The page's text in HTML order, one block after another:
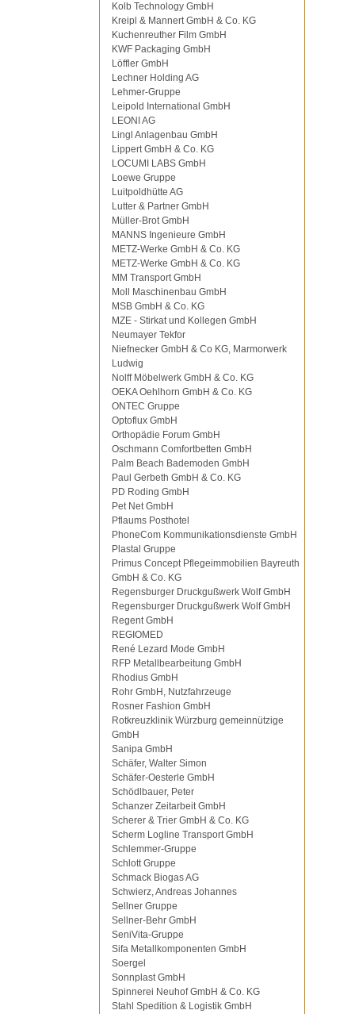
Kolb Technology GmbH
Kreipl & Mannert GmbH & Co. KG
Kuchenreuther Film GmbH
KWF Packaging GmbH
Löffler GmbH
Lechner Holding AG
Lehmer-Gruppe
Leipold International GmbH
LEONI AG
Lingl Anlagenbau GmbH
Lippert GmbH & Co. KG
LOCUMI LABS GmbH
Loewe Gruppe
Luitpoldhütte AG
Lutter & Partner GmbH
Müller-Brot GmbH
MANNS Ingenieure GmbH
METZ-Werke GmbH & Co. KG
METZ-Werke GmbH & Co. KG
MM Transport GmbH
Moll Maschinenbau GmbH
MSB GmbH & Co. KG
MZE - Stirkat und Kollegen GmbH
Neumayer Tekfor
Niefnecker GmbH & Co KG, Marmorwerk
Ludwig
Nolff Möbelwerk GmbH & Co. KG
OEKA Oehlhorn GmbH & Co. KG
ONTEC Gruppe
Optoflux GmbH
Orthopädie Forum GmbH
Oschmann Comfortbetten GmbH
Palm Beach Bademoden GmbH
Paul Gerbeth GmbH & Co. KG
PD Roding GmbH
Pet Net GmbH
Pflaums Posthotel
PhoneCom Kommunikationsdienste GmbH
Plastal Gruppe
Primus Concept Pflegeimmobilien Bayreuth
GmbH & Co. KG
Regensburger Druckgußwerk Wolf GmbH
Regensburger Druckgußwerk Wolf GmbH
Regent GmbH
REGIOMED
René Lezard Mode GmbH
RFP Metallbearbeitung GmbH
Rhodius GmbH
Rohr GmbH, Nutzfahrzeuge
Rosner Fashion GmbH
Rotkreuzklinik Würzburg gemeinnützige
GmbH
Sanipa GmbH
Schäfer, Walter Simon
Schäfer-Oesterle GmbH
Schödlbauer, Peter
Schanzer Zeitarbeit GmbH
Scherer & Trier GmbH & Co. KG
Scherm Logline Transport GmbH
Schlemmer-Gruppe
Schlott Gruppe
Schmack Biogas AG
Schwierz, Andreas Johannes
Sellner Gruppe
Sellner-Behr GmbH
SeniVita-Gruppe
Sifa Metallkomponenten GmbH
Soergel
Sonnplast GmbH
Spinnerei Neuhof GmbH & Co. KG
Stahl Spedition & Logistik GmbH